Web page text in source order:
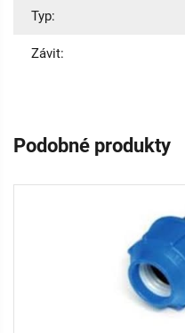
Typ:
Závit:
Podobné produkty